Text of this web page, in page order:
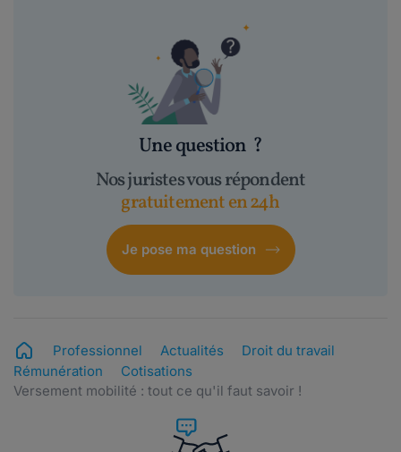
Une question ?
Nos juristes vous répondent
gratuitement en 24h
Je pose ma question
Professionnel Actualités
Droit du travail
Rémunération
Cotisations
Versement mobilité : tout ce qu'il faut savoir !